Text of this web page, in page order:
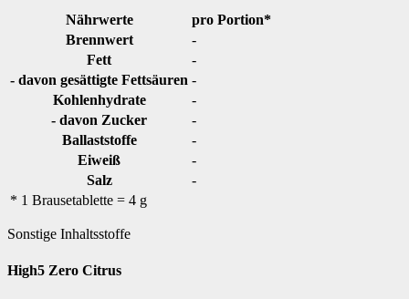
Nährwerte
pro Portion*
Brennwert
-
Fett
-
- davon gesättigte Fettsäuren -
Kohlenhydrate
-
- davon Zucker
-
Ballaststoffe
-
Eiweiß
-
Salz
-
* 1 Brausetablette = 4 g
Sonstige Inhaltsstoffe
High5 Zero Citrus